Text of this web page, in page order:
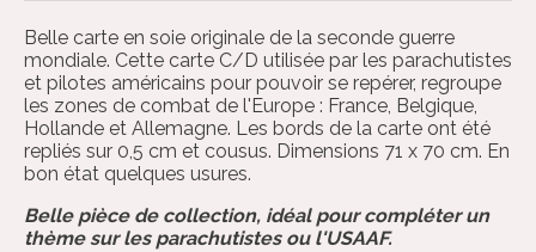
Belle carte en soie originale de la seconde guerre
mondiale. Cette carte C/D utilisée par les parachutistes
et pilotes américains pour pouvoir se repérer, regroupe
les zones de combat de l'Europe : France, Belgique,
Hollande et Allemagne. Les bords de la carte ont été
repliés sur 0,5 cm et cousus. Dimensions 71 x 70 cm. En
bon état quelques usures.
Belle pièce de collection, idéal pour compléter un
thème sur les parachutistes ou l'USAAF.